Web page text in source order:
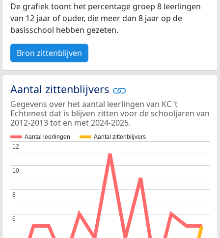
De grafiek toont het percentage groep 8 leerlingen
van 12 jaar of ouder, die meer dan 8 jaar op de
basisschool hebben gezeten.
Bron zittenblijven
Aantal zittenblijvers
Gegevens over het aantal leerlingen van KC ’t
Echtenest dat is blijven zitten voor de schooljaren van
2012-2013 tot en met 2024-2025.
Aantal leerlingen Aantal zittenblijvers
6
6
8
8
10
10
12
12